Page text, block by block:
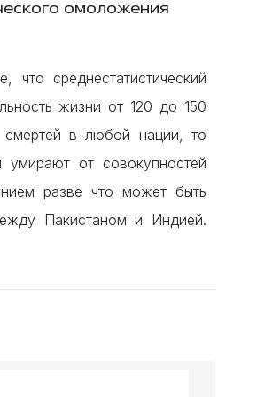
омоложения
что среднестатистический
жизни от 120 до 150
смертей в любой нации, то
от совокупностей
разве что может быть
Пакистаном и Индией.